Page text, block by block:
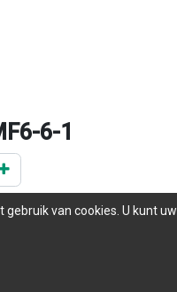
6-1
gebruik van cookies. U kunt